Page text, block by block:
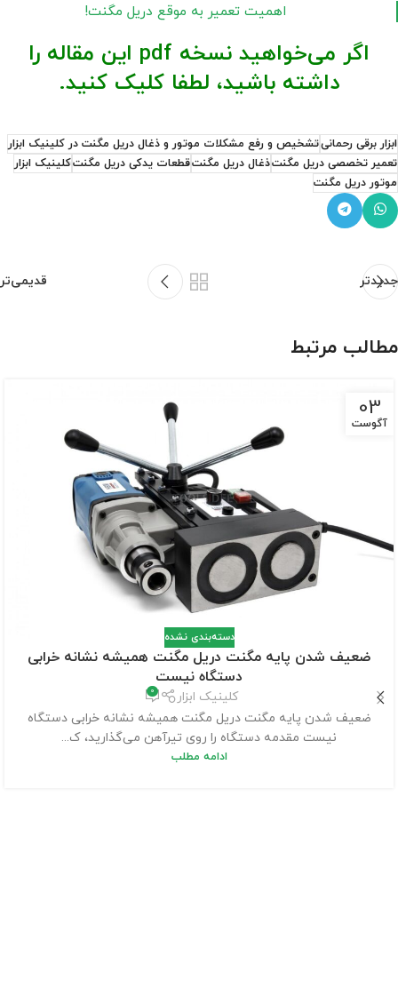
اهمیت تعمیر به موقع دریل مگنت!
اگر می‌خواهید نسخه pdf این مقاله را
داشته باشید، لطفا کلیک کنید.
ابزار برقی رحمانیتشخیص و رفع مشکلات موتور و ذغال دریل مگنت در کلینیک ابزار
تعمیر تخصصی دریل مگنتذغال دریل مگنتقطعات یدکی دریل مگنتکلینیک ابزار
موتور دریل مگنت
جدیدتر قدیمی‌تر
مطالب مرتبط
03
آگوست
دسته‌بندی نشده
ضعیف شدن پایه مگنت دریل مگنت همیشه نشانه خرابی
دستگاه نیست
کلینیک ابزار 0
ضعیف شدن پایه مگنت دریل مگنت همیشه نشانه خرابی دستگاه
نیست مقدمه دستگاه را روی تیرآهن می‌گذارید، ک...
ادامه مطلب